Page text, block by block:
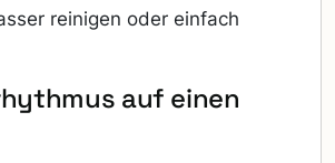
reinigen oder einfach
auf einen